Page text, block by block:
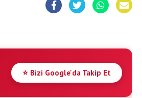
⭐ Bizi Google'da Takip Et